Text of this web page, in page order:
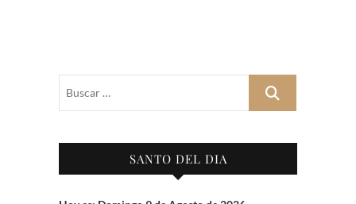
Buscar
SANTO DEL DIA